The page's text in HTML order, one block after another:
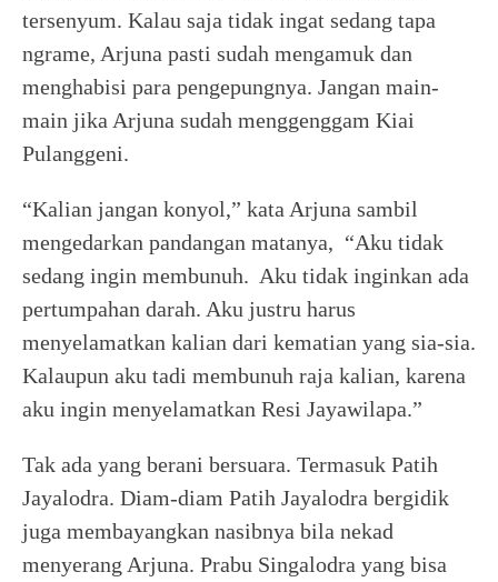
tersenyum. Kalau saja tidak ingat sedang tapa
ngrame, Arjuna pasti sudah mengamuk dan
menghabisi para pengepungnya. Jangan main-
main jika Arjuna sudah menggenggam Kiai
Pulanggeni.
“Kalian jangan konyol,” kata Arjuna sambil
mengedarkan pandangan matanya, “Aku tidak
sedang ingin membunuh. Aku tidak inginkan ada
pertumpahan darah. Aku justru harus
menyelamatkan kalian dari kematian yang sia-sia.
Kalaupun aku tadi membunuh raja kalian, karena
aku ingin menyelamatkan Resi Jayawilapa.”
Tak ada yang berani bersuara. Termasuk Patih
Jayalodra. Diam-diam Patih Jayalodra bergidik
juga membayangkan nasibnya bila nekad
menyerang Arjuna. Prabu Singalodra yang bisa